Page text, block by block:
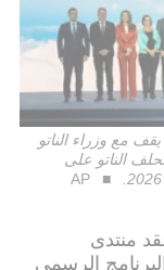
مع وزراء الناتو
الناتو على
AP
منتدى
الرسمي